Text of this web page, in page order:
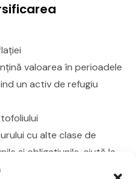
valoarea în perioadele
un activ de refugiu
cu alte clase de
și obligațiunile, ajută la
generale.